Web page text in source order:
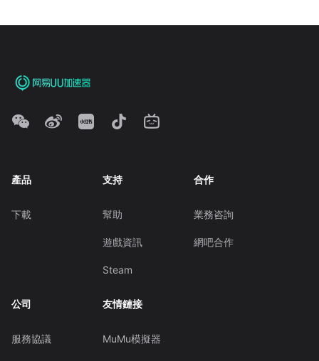
產品
下載
支持
幫助
遊戲資訊
Steam
合作
業務咨詢
網吧合作
公司
服務協議
友情鏈接
MuMu模擬器